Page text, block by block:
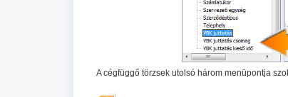
A cégfüggő törzsek utolsó három menüpontja